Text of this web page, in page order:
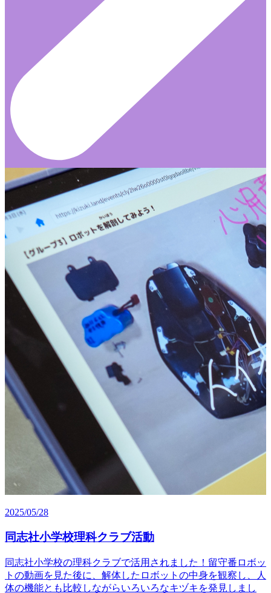
2025/05/28
同志社小学校理科クラブ活動
同志社小学校の理科クラブで活用されました！留守番ロボッ
トの動画を見た後に、解体したロボットの中身を観察し、人
体の機能とも比較しながらいろいろなキヅキを発見しまし